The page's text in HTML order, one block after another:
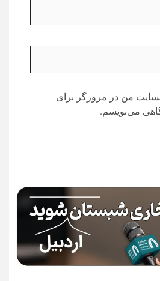
من در مرورگر برای
می‌نویسم.